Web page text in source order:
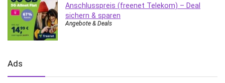
Anschlusspreis (freenet Telekom) – Deal
sichern & sparen
Angebote & Deals
Ads